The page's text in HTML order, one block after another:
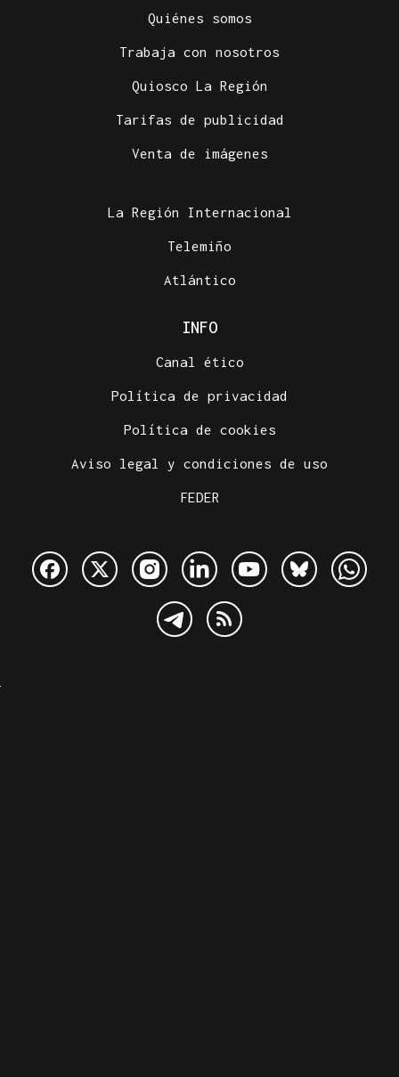
Quiénes somos
Trabaja con nosotros
Quiosco La Región
Tarifas de publicidad
Venta de imágenes
La Región Internacional
Telemiño
Atlántico
INFO
Canal ético
Política de privacidad
Política de cookies
Aviso legal y condiciones de uso
FEDER